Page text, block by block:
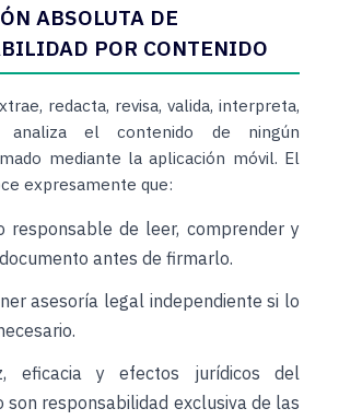
ABSOLUTA DE
POR CONTENIDO
redacta, revisa, valida, interpreta,
analiza el contenido de ningún
mediante la aplicación móvil. El
expresamente que:
responsable de leer, comprender y
antes de firmarlo.
asesoría legal independiente si lo
eficacia y efectos jurídicos del
son responsabilidad exclusiva de las